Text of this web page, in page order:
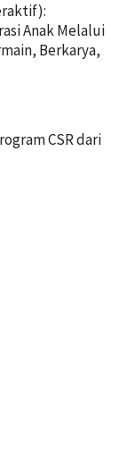
Anak Melalui
Berkarya,
CSR dari